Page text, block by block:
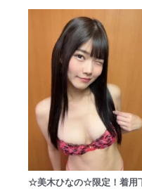
☆美木ひなの☆限定！着用